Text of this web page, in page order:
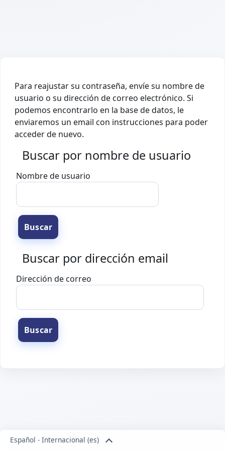
Para reajustar su contraseña, envíe su nombre de
usuario o su dirección de correo electrónico. Si
podemos encontrarlo en la base de datos, le
enviaremos un email con instrucciones para poder
acceder de nuevo.
Buscar por nombre de usuario
Buscar por nombre de usuario
Nombre de usuario
Buscar por dirección email
Buscar por dirección email
Dirección de correo
Español - Internacional ‎(es)‎